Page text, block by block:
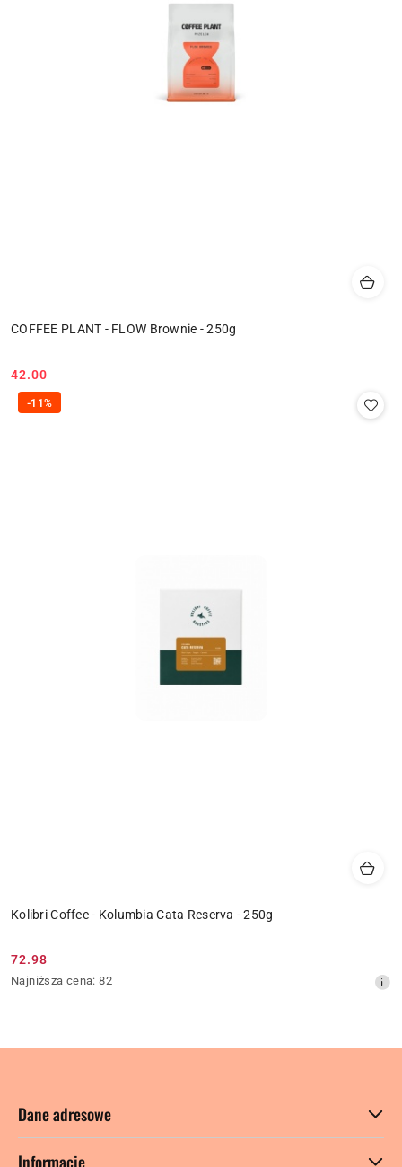
COFFEE PLANT - FLOW Brownie - 250g
Cena:
42.00
Kolibri Coffee - Kolumbia Cata Reserva - 250g
Cena
promocyjna:
72.98
Najniższa
dni
Najniższa cena: 82
-11%
Dane adresowe
Informacje